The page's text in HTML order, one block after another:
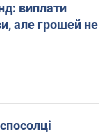
виплати
але грошей не